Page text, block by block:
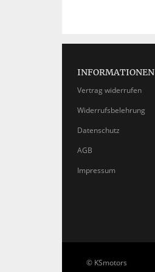
INFORMATIONEN
Vertrag widerrufen
Widerrufsbelehrung
Datenschutz
AGB
Impressum
© KSmotors